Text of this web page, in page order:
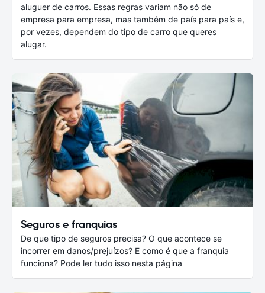
aluguer de carros. Essas regras variam não só de
empresa para empresa, mas também de país para país e,
por vezes, dependem do tipo de carro que queres
alugar.
Seguros e franquias
De que tipo de seguros precisa? O que acontece se
incorrer em danos/prejuízos? E como é que a franquia
funciona? Pode ler tudo isso nesta página